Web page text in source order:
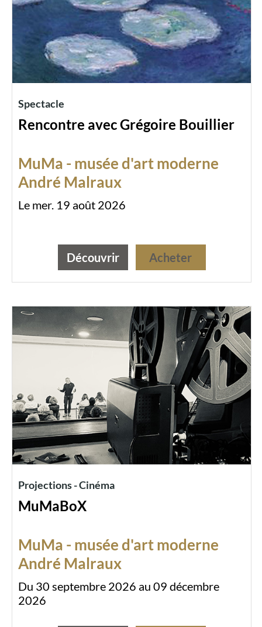
Spectacle
Rencontre avec Grégoire Bouillier
MuMa - musée d'art moderne
André Malraux
Le mer. 19 août 2026
Découvrir Acheter
Projections - Cinéma
MuMaBoX
MuMa - musée d'art moderne
André Malraux
Du 30 septembre 2026 au 09 décembre
2026